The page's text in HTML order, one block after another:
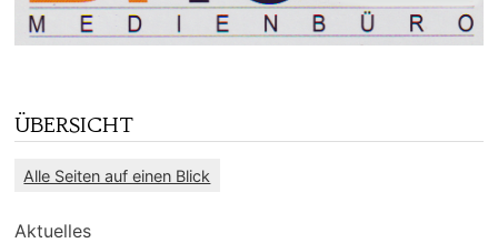
ÜBERSICHT
Alle Seiten auf einen Blick
Aktuelles